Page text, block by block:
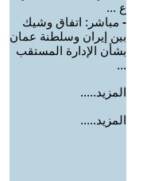
ع ...
- مباشر: اتفاق وشيك
بين إيران وسلطنة عمان
بشأن الإدارة المستقب
...
المزيد.....
المزيد.....